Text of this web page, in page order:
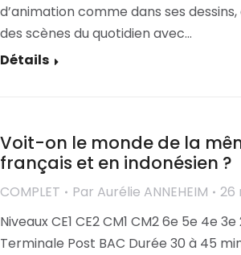
d’animation comme dans ses
des scènes du quotidien avec…
Détails
Voit-on le monde de la
français et en indonésien ?
COMPLET Par Aurélie ANNEHEIM
26
Niveaux CE1 CE2 CM1 CM2 6e 5e 4e
Terminale Post BAC Durée 30 à 45